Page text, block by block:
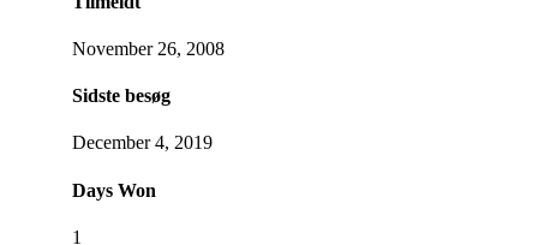
November 26, 2008
Sidste besøg
December 4, 2019
Days Won
1